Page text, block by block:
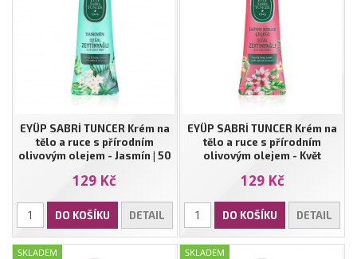
EYÜP SABRİ TUNCER Krém na
tělo a ruce s přírodním
olivovým olejem - Jasmín | 50
129 Kč
DO KOŠÍKU DETAIL
EYÜP SABRİ TUNCER Krém na
tělo a ruce s přírodním
olivovým olejem - Květ
129 Kč
DO KOŠÍKU DETAIL
SKLADEM SKLADEM